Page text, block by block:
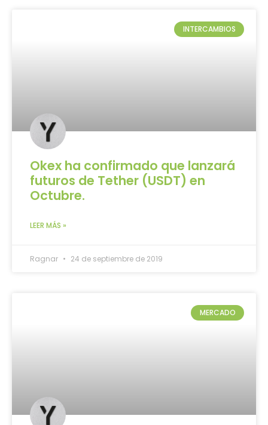
INTERCAMBIOS
Okex ha confirmado que lanzará
futuros de Tether (USDT) en
Octubre.
LEER MÁS »
Ragnar 24 de septiembre de 2019
MERCADO